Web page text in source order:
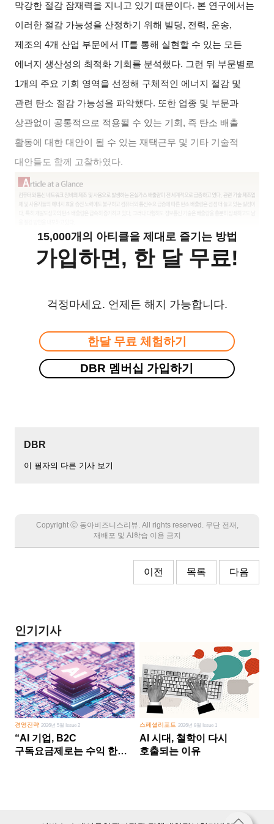
막강한 절감 잠재력을 지니고 있기 때문이다. 본 연구에서는
이러한 절감 가능성을 산정하기 위해 빌딩, 전력, 운송,
제조의 4개 산업 부문에서 IT를 통해 실현할 수 있는 모든
에너지 생산성의 최적화 기회를 분석했다. 그런 뒤 부문별로
1개의 주요 기회 영역을 선정해 구체적인 에너지 절감 및
관련 탄소 절감 가능성을 파악했다. 또한 업종 및 부문과
상관없이 공통적으로 적용될 수 있는 기회, 즉 탄소 배출
활동에 대한 대안이 될 수 있는 재택근무 및 기타 기술적
대안들도 함께 고찰하였다.
15,000개의 아티클을 제대로 즐기는 방법
가입하면, 한 달 무료!
걱정마세요. 언제든 해지 가능합니다.
한달 무료 체험하기
DBR 멤버십 가입하기
DBR
이 필자의 다른 기사 보기
Copyright Ⓒ 동아비즈니스리뷰. All rights reserved. 무단 전재,
재배포 및 AI학습 이용 금지
이전 목록 다음
인기기사
경영전략 2026년 5월 Issue 2
“AI 기업, B2C
구독요금제로는 수익 한계
스페셜리포트 2026년 8월 Issue 1
AI 시대, 철학이 다시
호출되는 이유